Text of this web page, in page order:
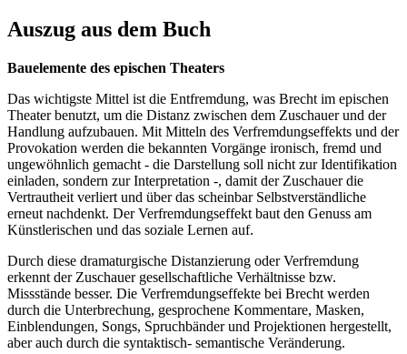
Auszug aus dem Buch
Bauelemente des epischen Theaters
Das wichtigste Mittel ist die Entfremdung, was Brecht im epischen
Theater benutzt, um die Distanz zwischen dem Zuschauer und der
Handlung aufzubauen. Mit Mitteln des Verfremdungseffekts und der
Provokation werden die bekannten Vorgänge ironisch, fremd und
ungewöhnlich gemacht - die Darstellung soll nicht zur Identifikation
einladen, sondern zur Interpretation -, damit der Zuschauer die
Vertrautheit verliert und über das scheinbar Selbstverständliche
erneut nachdenkt. Der Verfremdungseffekt baut den Genuss am
Künstlerischen und das soziale Lernen auf.
Durch diese dramaturgische Distanzierung oder Verfremdung
erkennt der Zuschauer gesellschaftliche Verhältnisse bzw.
Missstände besser. Die Verfremdungseffekte bei Brecht werden
durch die Unterbrechung, gesprochene Kommentare, Masken,
Einblendungen, Songs, Spruchbänder und Projektionen hergestellt,
aber auch durch die syntaktisch- semantische Veränderung.